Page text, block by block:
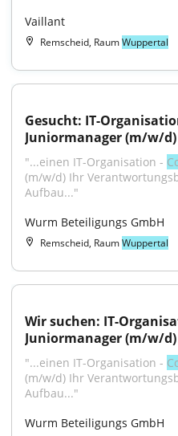
Vaillant
Remscheid, RaumWuppertal
Gesucht: IT-
Juniormanager (m/w/d)
"...einen IT-Organisation -
(m/w/d) Ihr
Aufbau..."
Wurm Beteiligungs GmbH
Remscheid, RaumWuppertal
Wir suchen: IT-
Juniormanager (m/w/d)
"...einen IT-Organisation -
(m/w/d) Ihr
Aufbau..."
Wurm Beteiligungs GmbH